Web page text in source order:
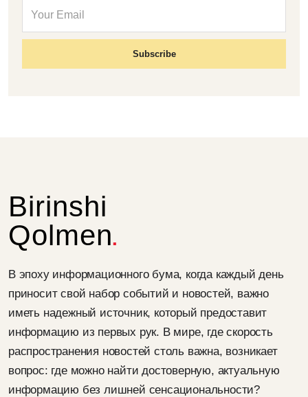
Birinshi
Qolmen
В эпоху информационного бума, когда каждый день
приносит свой набор событий и новостей, важно
иметь надежный источник, который предоставит
информацию из первых рук. В мире, где скорость
распространения новостей столь важна, возникает
вопрос: где можно найти достоверную, актуальную
информацию без лишней сенсациональности?